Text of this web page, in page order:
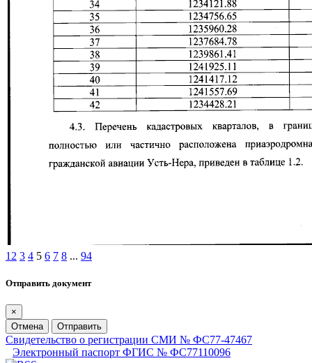
1 2 3 4 5 6 7 8 ... 94
Отправить документ
×
Отмена
Отправить
Свидетельство о регистрации СМИ № ФС77-47467
Электронный паспорт ФГИС № ФС77110096